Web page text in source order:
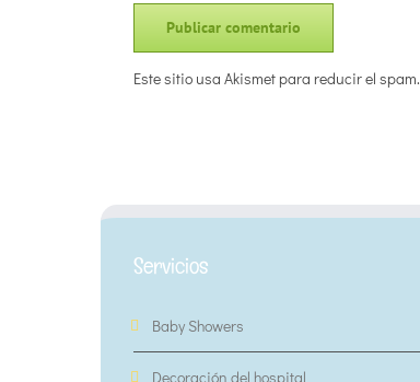
Este sitio usa Akismet para reducir el spam.
Servicios
Baby Showers
Decoración del hospital